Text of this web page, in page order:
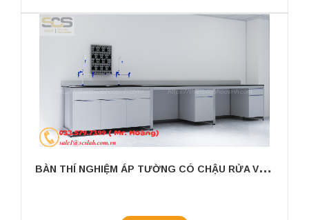
B
ÀN THÍ NGHIỆM ÁP TƯỜNG CÓ CHẬU RỬA VÀ GIÁ TREO KÍCH THƯỚC 3000X750X800MM